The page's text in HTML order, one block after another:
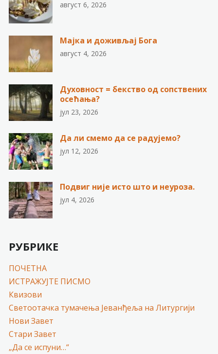
август 6, 2026
Мајка и доживљај Бога
август 4, 2026
Духовност = бекство од сопствених
осећања?
јул 23, 2026
Да ли смемо да се радујемо?
јул 12, 2026
Подвиг није исто што и неуроза.
јул 4, 2026
РУБРИКЕ
ПОЧЕТНА
ИСТРАЖУЈТЕ ПИСМО
Квизови
Светоотачка тумачења Јеванђеља на Литургији
Нови Завет
Стари Завет
„Да се испуни…“